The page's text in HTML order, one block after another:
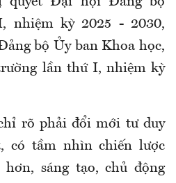
nhiệm kỳ 2025 - 2030,
bộ Ủy ban Khoa học,
lần thứ I, nhiệm kỳ
rõ phải đổi mới tư duy
có tầm nhìn chiến lược
sáng tạo, chủ động